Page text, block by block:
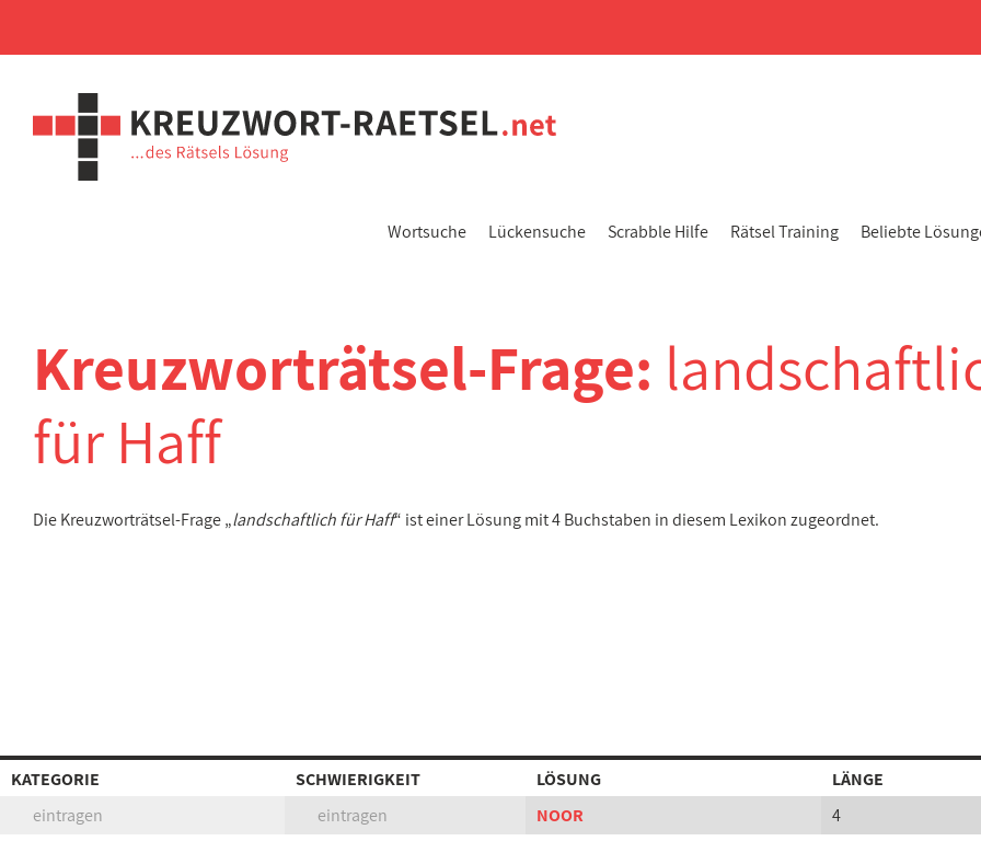
Wortsuche Lückensuche Scrabble Hilfe Rätsel Training Beliebte
Kreuzworträtsel-Frage:
für Haff
Die Kreuzworträtsel-Frage „landschaftlich für Haff“ ist einer Lösung mit 4 Buchstaben in diesem Lexikon zugeordnet.
KATEGORIE SCHWIERIGKEIT LÖSUNG
LÄNGE
eintragen
eintragen NOOR 4